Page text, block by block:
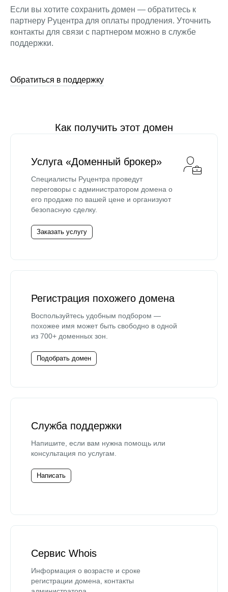
Если вы хотите сохранить домен — обратитесь к
партнеру Руцентра для оплаты продления. Уточнить
контакты для связи с партнером можно в службе
поддержки.
Обратиться в поддержку
Как получить этот домен
Услуга «Доменный брокер»
Специалисты Руцентра проведут
переговоры с администратором домена о
его продаже по вашей цене и организуют
безопасную сделку.
Заказать услугу
Регистрация похожего домена
Воспользуйтесь удобным подбором —
похожее имя может быть свободно в одной
из 700+ доменных зон.
Подобрать домен
Служба поддержки
Напишите, если вам нужна помощь или
консультация по услугам.
Написать
Сервис Whois
Информация о возрасте и сроке
регистрации домена, контакты